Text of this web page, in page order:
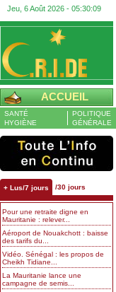
Jeu, 6 Août 2026 - 05:30:09
ACCUEIL
SANTÉ
HYGIÈNE
POLITIQUE
GÉNÉRALE
+ Lus/7 jours /30 jours
Pour une retraite digne en
Mauritanie : relever...
Aéroport de Nouakchott : baisse
des tarifs du...
Vidéo. Sénégal : les propos de
Cheikh Tidiane...
La Mauritanie lance une
campagne de semis...